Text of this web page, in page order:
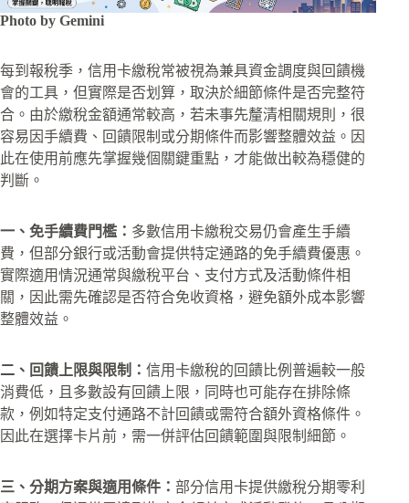
Photo by Gemini
每到報稅季，信用卡繳稅常被視為兼具資金調度與回饋機
會的工具，但實際是否划算，取決於細節條件是否完整符
合。由於繳稅金額通常較高，若未事先釐清相關規則，很
容易因手續費、回饋限制或分期條件而影響整體效益。因
此在使用前應先掌握幾個關鍵重點，才能做出較為穩健的
判斷。
一、免手續費門檻： 多數信用卡繳稅交易仍會產生手續
費，但部分銀行或活動會提供特定通路的免手續費優惠。
實際適用情況通常與繳稅平台、支付方式及活動條件相
關，因此需先確認是否符合免收資格，避免額外成本影響
整體效益。
二、回饋上限與限制： 信用卡繳稅的回饋比例普遍較一般
消費低，且多數設有回饋上限，同時也可能存在排除條
款，例如特定支付通路不計回饋或需符合額外資格條件。
因此在選擇卡片前，需一併評估回饋範圍與限制細節。
三、分期方案與適用條件： 部分信用卡提供繳稅分期零利